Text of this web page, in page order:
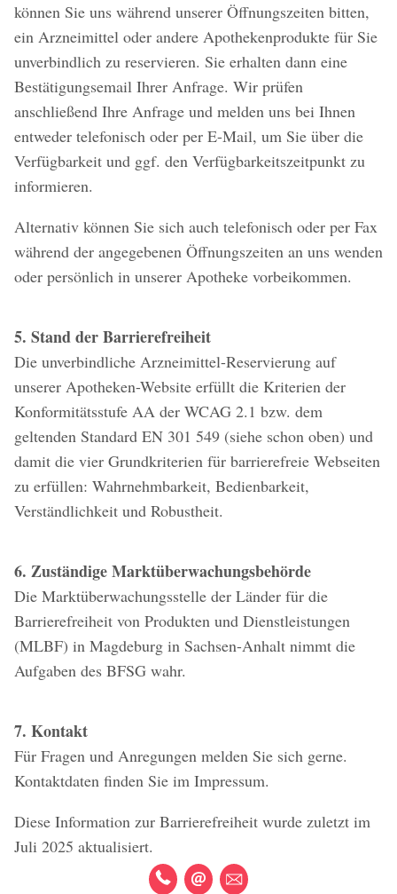
können Sie uns während unserer Öffnungszeiten bitten,
ein Arzneimittel oder andere Apothekenprodukte für Sie
unverbindlich zu reservieren. Sie erhalten dann eine
Bestätigungsemail Ihrer Anfrage. Wir prüfen
anschließend Ihre Anfrage und melden uns bei Ihnen
entweder telefonisch oder per E-Mail, um Sie über die
Verfügbarkeit und ggf. den Verfügbarkeitszeitpunkt zu
informieren.
Alternativ können Sie sich auch telefonisch oder per Fax
während der angegebenen Öffnungszeiten an uns wenden
oder persönlich in unserer Apotheke vorbeikommen.
5. Stand der Barrierefreiheit
Die unverbindliche Arzneimittel-Reservierung auf
unserer Apotheken-Website erfüllt die Kriterien der
Konformitätsstufe AA der WCAG 2.1 bzw. dem
geltenden Standard EN 301 549 (siehe schon oben) und
damit die vier Grundkriterien für barrierefreie Webseiten
zu erfüllen: Wahrnehmbarkeit, Bedienbarkeit,
Verständlichkeit und Robustheit.
6. Zuständige Marktüberwachungsbehörde
Die Marktüberwachungsstelle der Länder für die
Barrierefreiheit von Produkten und Dienstleistungen
(MLBF) in Magdeburg in Sachsen-Anhalt nimmt die
Aufgaben des BFSG wahr.
7. Kontakt
Für Fragen und Anregungen melden Sie sich gerne.
Kontaktdaten finden Sie im Impressum.
Diese Information zur Barrierefreiheit wurde zuletzt im
Juli 2025 aktualisiert.